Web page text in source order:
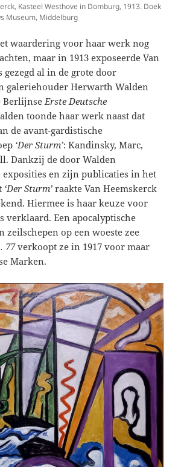
Kasteel Westhove in Domburg, 1913. Doek
Museum, Middelburg
waardering voor haar werk nog
maar in 1913 exposeerde Van
gezegd al in de grote door
galeriehouder Herwarth Walden
Berlijnse Erste Deutsche
toonde haar werk naast dat
de avant-gardistische
‘Der Sturm’: Kandinsky, Marc,
Dankzij de door Walden
exposities en zijn publicaties in het
‘Der Sturm’ raakte Van Heemskerck
Hiermee is haar keuze voor
verklaard. Een apocalyptische
zeilschepen op een woeste zee
77verkoopt ze in 1917 voor maar
Marken.